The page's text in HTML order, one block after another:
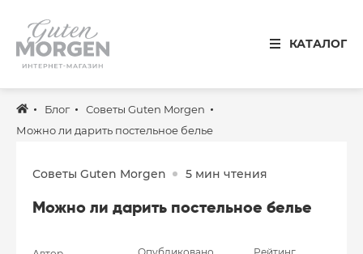
КАТАЛОГ
Иваново
8 800 100 34 50
Звонок по России бесплатный
Спальня
Столовая
Детская
Блог
Советы Guten Morgen
Можно ли дарить постельное белье
Советы Guten Morgen 5 мин чтения
Можно ли дарить постельное белье
Опубликовано Рейтинг